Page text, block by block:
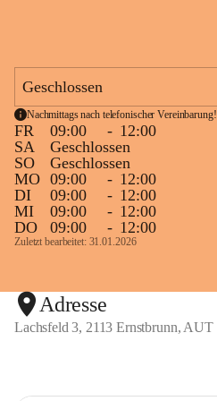
Geschlossen
Nachmittags nach telefonischer Vereinbarung!
FR 09:00 - 12:00
SA
Geschlossen
SO
Geschlossen
MO 09:00 - 12:00
DI
09:00 - 12:00
MI
09:00 - 12:00
DO
09:00 - 12:00
Zuletzt bearbeitet: 31.01.2026
Adresse
Lachsfeld 3, 2113 Ernstbrunn, AUT